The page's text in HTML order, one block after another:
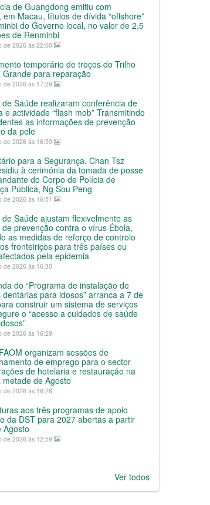
de Guangdong emitiu com
em Macau, títulos de dívida “offshore”
do Governo local, no valor de 2,5
de Renminbi
de 2026 às 22:00
temporário de troços do Trilho
Grande para reparação
de 2026 às 17:29
de Saúde realizaram conferência de
e actividade “flash mob” Transmitindo
as informações de prevenção
da pele
de 2026 às 16:59
para a Segurança, Chan Tsz
à cerimónia da tomada de posse
do Corpo de Polícia de
Pública, Ng Sou Peng
de 2026 às 16:51
de Saúde ajustam flexivelmente as
de prevenção contra o vírus Ébola,
as medidas de reforço de controlo
fronteiriços para três países ou
pela epidemia
de 2026 às 16:30
do “Programa de instalação de
dentárias para idosos” arranca a 7 de
construir um sistema de serviços
o “acesso a cuidados de saúde
de 2026 às 16:29
organizam sessões de
de emprego para o sector
de hotelaria e restauração na
metade de Agosto
de 2026 às 16:26
aos três programas de apoio
da DST para 2027 abertas a partir
Agosto
de 2026 às 12:59
Ver todos